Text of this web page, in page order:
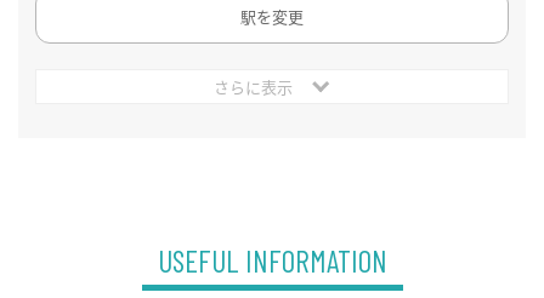
駅を変更
さらに表示
USEFUL INFORMATION